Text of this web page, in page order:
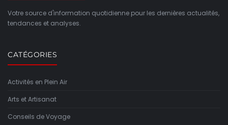
Votre source d'information quotidienne pour les dernières actualités,
tendances et analyses.
CATÉGORIES
Activités en Plein Air
Arts et Artisanat
Conseils de Voyage